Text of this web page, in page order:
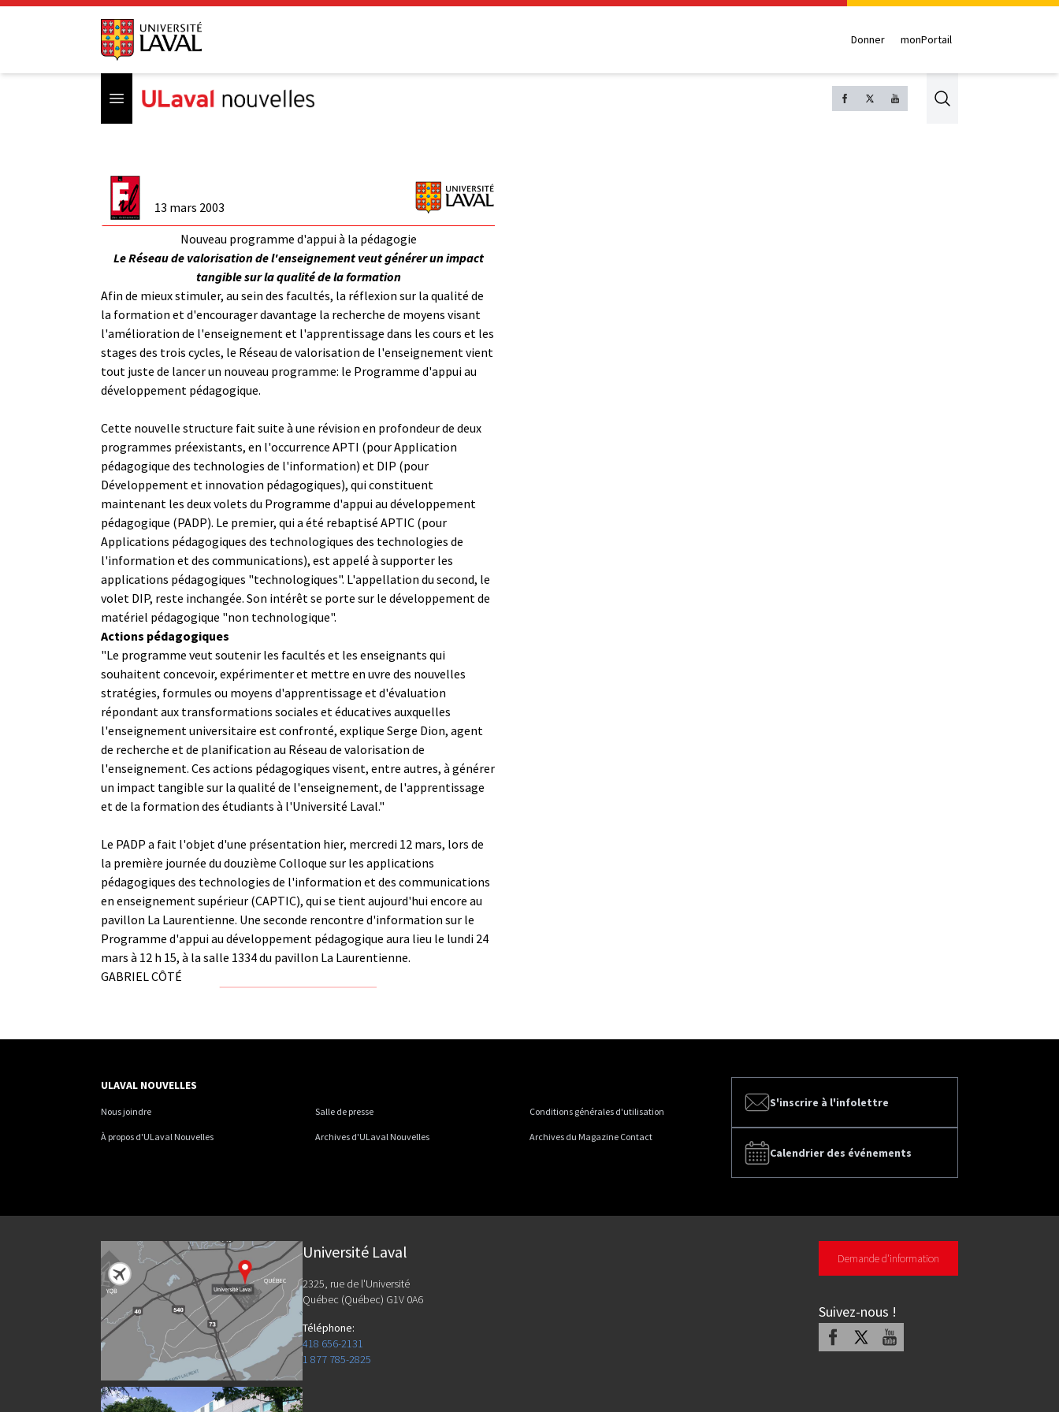
Donner monPortail
Open menu Search
13 mars 2003
Nouveau programme d'appui à la pédagogie
Le Réseau de valorisation de l'enseignement veut générer un impact
tangible sur la qualité de la formation
Afin de mieux stimuler, au sein des facultés, la réflexion sur la qualité de
la formation et d'encourager davantage la recherche de moyens visant
l'amélioration de l'enseignement et l'apprentissage dans les cours et les
stages des trois cycles, le Réseau de valorisation de l'enseignement vient
tout juste de lancer un nouveau programme: le Programme d'appui au
développement pédagogique.
Cette nouvelle structure fait suite à une révision en profondeur de deux
programmes préexistants, en l'occurrence APTI (pour Application
pédagogique des technologies de l'information) et DIP (pour
Développement et innovation pédagogiques), qui constituent
maintenant les deux volets du Programme d'appui au développement
pédagogique (PADP). Le premier, qui a été rebaptisé APTIC (pour
Applications pédagogiques des technologiques des technologies de
l'information et des communications), est appelé à supporter les
applications pédagogiques "technologiques". L'appellation du second, le
volet DIP, reste inchangée. Son intérêt se porte sur le développement de
matériel pédagogique "non technologique".
Actions pédagogiques
"Le programme veut soutenir les facultés et les enseignants qui
souhaitent concevoir, expérimenter et mettre en uvre des nouvelles
stratégies, formules ou moyens d'apprentissage et d'évaluation
répondant aux transformations sociales et éducatives auxquelles
l'enseignement universitaire est confronté, explique Serge Dion, agent
de recherche et de planification au Réseau de valorisation de
l'enseignement. Ces actions pédagogiques visent, entre autres, à générer
un impact tangible sur la qualité de l'enseignement, de l'apprentissage
et de la formation des étudiants à l'Université Laval."
Le PADP a fait l'objet d'une présentation hier, mercredi 12 mars, lors de
la première journée du douzième Colloque sur les applications
pédagogiques des technologies de l'information et des communications
en enseignement supérieur (CAPTIC), qui se tient aujourd'hui encore au
pavillon La Laurentienne. Une seconde rencontre d'information sur le
Programme d'appui au développement pédagogique aura lieu le lundi 24
mars à 12 h 15, à la salle 1334 du pavillon La Laurentienne.
GABRIEL CÔTÉ
S'inscrire à l'infolettre
Calendrier des événements
ULAVAL NOUVELLES
Nous joindre Salle de presse Conditions générales d'utilisation
À propos d'ULaval Nouvelles Archives d'ULaval Nouvelles Archives du Magazine Contact
Université Laval
2325, rue de l'Université
Québec (Québec) G1V 0A6
Téléphone:
418 656-2131
1 877 785-2825
Demande d'information
Suivez-nous !
Facebook Youtube